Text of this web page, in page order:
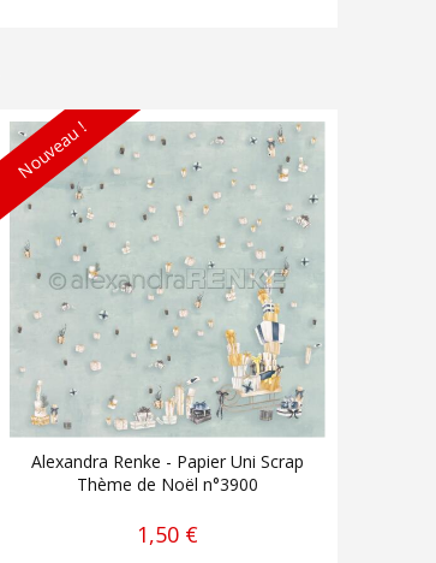
Nouveau !
Alexandra Renke - Papier Uni Scrap
Thème de Noël n°3900
1,50 €